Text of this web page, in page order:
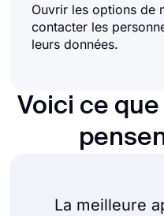
Ouvrir les options de
contacter les
leurs données.
Voici ce
La meilleure